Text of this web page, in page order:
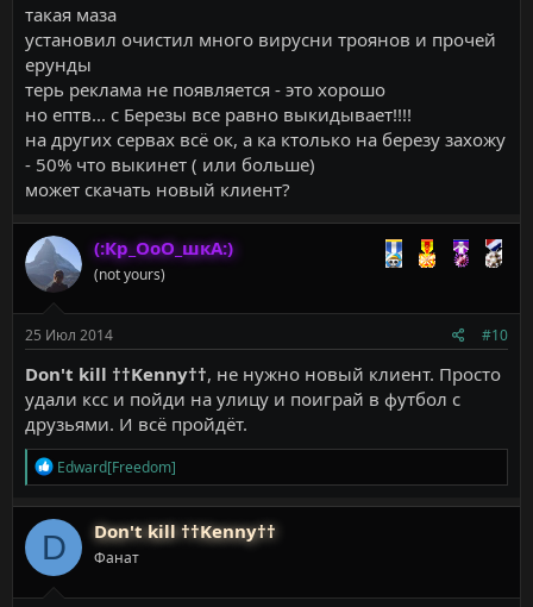
такая маза
установил очистил много вирусни троянов и прочей
ерунды
терь реклама не появляется - это хорошо
но ептв... с Березы все равно выкидывает!!!!
на других сервах всё ок, а ка ктолько на березу захожу
- 50% что выкинет ( или больше)
может скачать новый клиент?
(:Кр_ОоО_шкА:)
(not yours)
25 Июл 2014 #10
Don't kill ††Kenny††, не нужно новый клиент. Просто
удали ксс и пойди на улицу и поиграй в футбол с
друзьями. И всё пройдёт.
Р
е
а
к
ц
и
и
Edward[Freedom]
D Don't kill ††Kenny††
Фанат